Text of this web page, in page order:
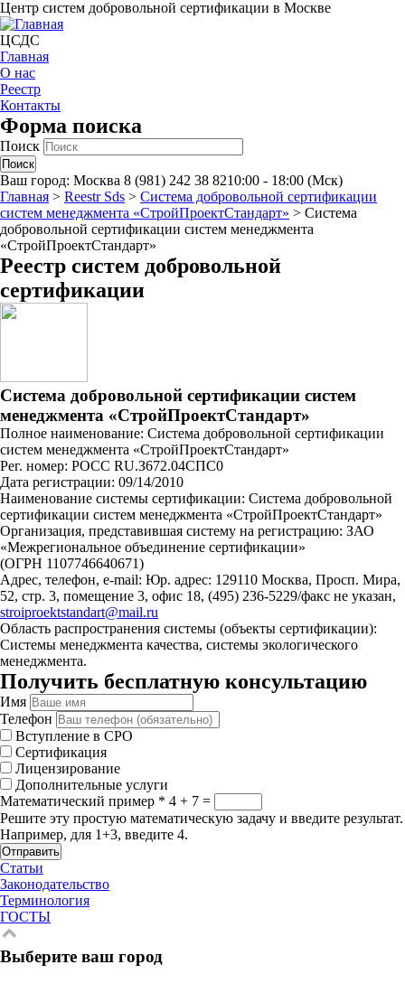
Центр систем добровольной сертификации в Москве
ЦСДС
Главная
О нас
Реестр
Контакты
Форма поиска
Поиск
Ваш город: Москва 8 (981) 242 38 8210:00 - 18:00 (Мск)
Главная > Reestr Sds > Система добровольной сертификации
систем менеджмента «СтройПроектСтандарт» > Система
добровольной сертификации систем менеджмента
«СтройПроектСтандарт»
Реестр систем добровольной
сертификации
Система добровольной сертификации систем
менеджмента «СтройПроектСтандарт»
Полное наименование: Система добровольной сертификации
систем менеджмента «СтройПроектСтандарт»
Рег. номер: РОСС RU.З672.04СПС0
Дата регистрации: 09/14/2010
Наименование системы сертификации: Система добровольной
сертификации систем менеджмента «СтройПроектСтандарт»
Организация, представившая систему на регистрацию: ЗАО
«Межрегиональное объединение сертификации»
(ОГРН 1107746640671)
Адрес, телефон, e-mail: Юр. адрес: 129110 Москва, Просп. Мира,
52, стр. 3, помещение 3, офис 18, (495) 236-5229/факс не указан,
stroiproektstandart@mail.ru
Область распространения системы (объекты сертификации):
Системы менеджмента качества, системы экологического
менеджмента.
Получить бесплатную консультацию
Имя
Телефон
Вступление в СРО
Сертификация
Лицензирование
Дополнительные услуги
Математический пример * 4 + 7 =
Решите эту простую математическую задачу и введите результат.
Например, для 1+3, введите 4.
Отправить
Статьи
Законодательство
Терминология
ГОСТЫ
Выберите ваш город